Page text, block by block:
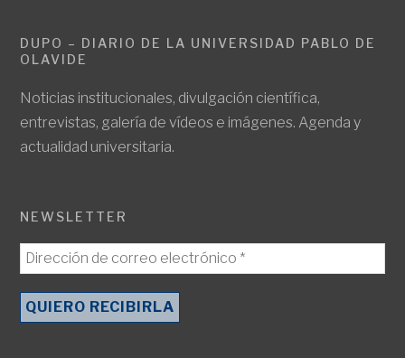
DUPO – DIARIO DE LA UNIVERSIDAD PABLO DE
OLAVIDE
Noticias institucionales, divulgación científica,
entrevistas, galería de vídeos e imágenes. Agenda y
actualidad universitaria.
NEWSLETTER